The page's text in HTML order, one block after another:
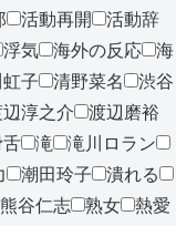
活動再開
活動辞
浮気 海外の反応
海
子 清野菜名
渋谷
辺淳之介
渡辺磨裕
舌 滝
滝川ロラン
潮田玲子
潰れる
熊谷仁志 熟女
熱愛